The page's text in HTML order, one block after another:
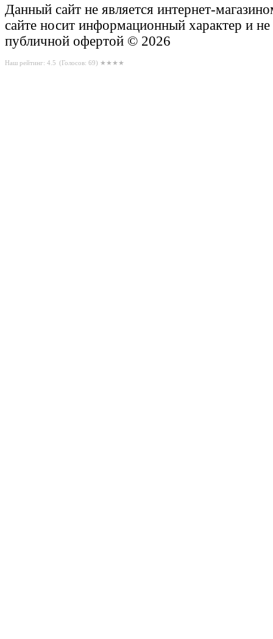
Данный сайт не является интернет-
сайте носит информационный характер и не
публичной офертой © 2026
Наш рейтинг: 4.5 (Голосов: 69) ★★★★